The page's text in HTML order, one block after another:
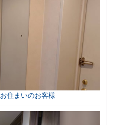
住まいのお客様